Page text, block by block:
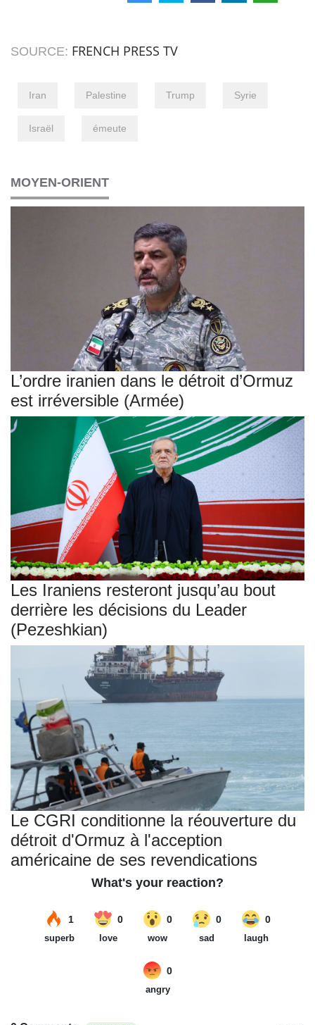
SOURCE: FRENCH PRESS TV
Iran Palestine Trump Syrie
Israël émeute
MOYEN-ORIENT
L’ordre iranien dans le détroit d’Ormuz
est irréversible (Armée)
Les Iraniens resteront jusqu’au bout
derrière les décisions du Leader
(Pezeshkian)
Le CGRI conditionne la réouverture du
détroit d'Ormuz à l'acception
américaine de ses revendications